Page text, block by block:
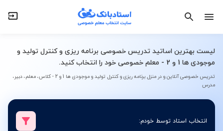
لیست بهترین اساتید تدریس خصوصی برنامه ریزی و کنترل تولید و
موجودی ها 1 و 2 - معلم خصوصی خود را انتخاب کنید.
تدریس خصوصی آنلاین و در منزل برنامه ریزی و کنترل تولید و موجودی ها 1 و 2 - کلاس، معلم، دبیر،
مدرس
انتخاب استاد توسط خودم: